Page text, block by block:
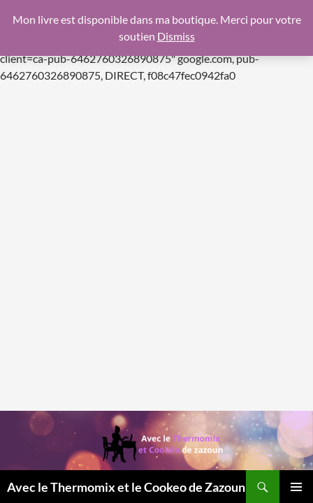
f08c47fec0942fa0
https://pagead2.googlesyndication.com/pagead/js/
client=ca-pub-6462760326890875"google.com, pub-
6462760326890875, DIRECT, f08c47fec0942fa0Aller
Avec le Thermomix et le Cookeo de Zazoun
Mon livre est disponible dans ma boutique. Merci pour votre
soutien Dismiss